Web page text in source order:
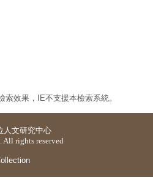
效果，IE不支援本檢索系統。
人文研究中心
rights reserved